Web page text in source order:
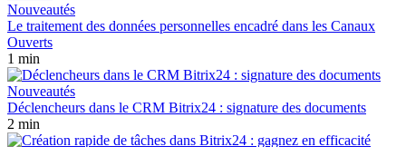
Nouveautés
Le traitement des données personnelles encadré dans les Canaux
Ouverts
1 min
Nouveautés
Déclencheurs dans le CRM Bitrix24 : signature des documents
2 min